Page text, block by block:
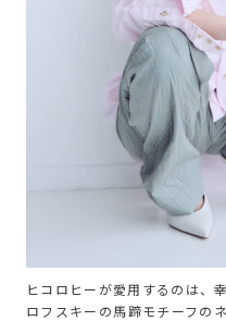
ヒコロヒーが愛用するのは、
ロフスキーの馬蹄モチーフの